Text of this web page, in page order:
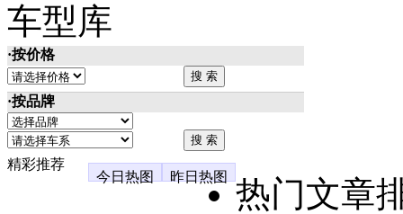
车型库
·按价格
·按品牌
精彩推荐
今日热图
昨日热图
热门文章